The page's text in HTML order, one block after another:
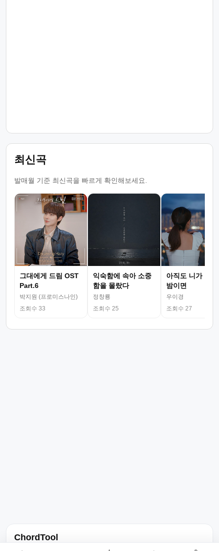
최신곡
발매월 기준 최신곡을 빠르게 확인해보세요.
그대에게 드림 OST
Part.6
박지원 (프로미스나인)
조회수 33
익숙함에 속아 소중
함을 몰랐다
정창룡
조회수 25
아직도 니가 그
밤이면
우이경
조회수 27
ChordTool